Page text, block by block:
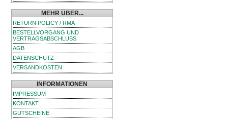
MEHR ÜBER...
RETURN POLICY / RMA
BESTELLVORGANG UND
VERTRAGSABSCHLUSS
AGB
DATENSCHUTZ
VERSANDKOSTEN
INFORMATIONEN
IMPRESSUM
KONTAKT
GUTSCHEINE